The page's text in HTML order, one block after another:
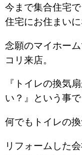
今まで集合住宅
住宅にお住まいに
念願のマイホー
コリ来店。
『トイレの換気
い？』という事で
何でもトイレの
リフォームした